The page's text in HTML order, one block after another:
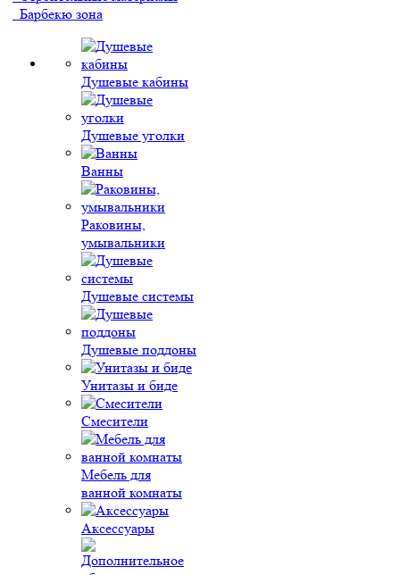
Барбекю зона
Душевые кабины
Душевые уголки
Ванны
Раковины,
умывальники
Душевые системы
Душевые поддоны
Унитазы и биде
Смесители
Мебель для
ванной комнаты
Аксессуары